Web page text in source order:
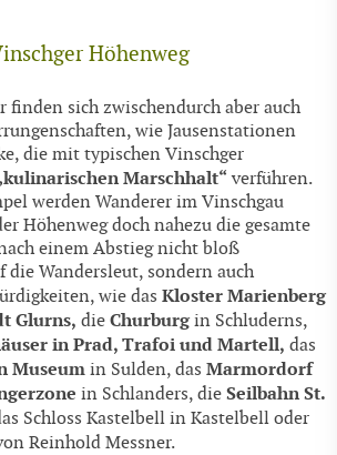
Höhenweg
finden sich zwischendurch aber auch
wie Jausenstationen
die mit typischen Vinschger
Marschhalt“ verführen.
werden Wanderer im Vinschgau
Höhenweg doch nahezu die gesamte
einem Abstieg nicht bloß
die Wandersleut, sondern auch
wie das Kloster Marienberg
Glurns, die Churburgin Schluderns,
in Prad, Trafoi und Martell, das
Museum in Sulden, das Marmordorf
in Schlanders, die Seilbahn St.
Schloss Kastelbell in Kastelbell oder
Reinhold Messner.